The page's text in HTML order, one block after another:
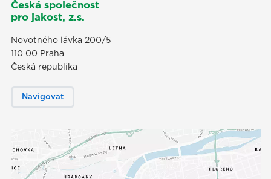
Česká společnost
pro jakost, z.s.
Novotného lávka 200/5
110 00 Praha
Česká republika
Navigovat